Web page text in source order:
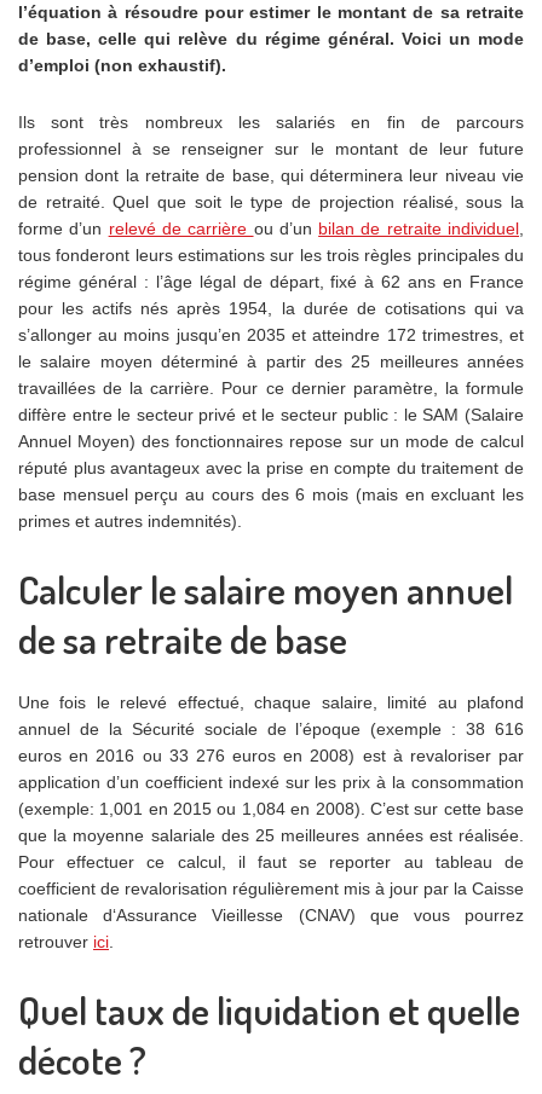
l’équation à résoudre pour estimer le montant de sa retraite
de base, celle qui relève du régime général. Voici un mode
d’emploi (non exhaustif).
Ils sont très nombreux les salariés en fin de parcours
professionnel à se renseigner sur le montant de leur future
pension dont la retraite de base, qui déterminera leur niveau vie
de retraité. Quel que soit le type de projection réalisé, sous la
forme d’un relevé de carrière ou d’un bilan de retraite individuel
tous fonderont leurs estimations sur les trois règles principales du
régime général : l’âge légal de départ, fixé à 62 ans en France
pour les actifs nés après 1954, la durée de cotisations qui va
s’allonger au moins jusqu’en 2035 et atteindre 172 trimestres, et
le salaire moyen déterminé à partir des 25 meilleures années
travaillées de la carrière. Pour ce dernier paramètre, la formule
diffère entre le secteur privé et le secteur public : le SAM (Salaire
Annuel Moyen) des fonctionnaires repose sur un mode de calcul
réputé plus avantageux avec la prise en compte du traitement de
base mensuel perçu au cours des 6 mois (mais en excluant les
primes et autres indemnités).
Calculer le salaire moyen annuel
de sa retraite de base
Une fois le relevé effectué, chaque salaire, limité au plafond
annuel de la Sécurité sociale de l’époque (exemple : 38 616
euros en 2016 ou 33 276 euros en 2008) est à revaloriser par
application d’un coefficient indexé sur les prix à la consommation
(exemple: 1,001 en 2015 ou 1,084 en 2008). C’est sur cette base
que la moyenne salariale des 25 meilleures années est réalisée.
Pour effectuer ce calcul, il faut se reporter au tableau de
coefficient de revalorisation régulièrement mis à jour par la Caisse
nationale d‘Assurance Vieillesse (CNAV) que vous pourrez
retrouver ici
Quel taux de liquidation et quelle
décote ?